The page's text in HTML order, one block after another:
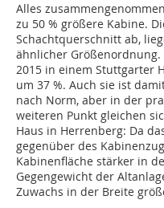
Alles
zu 50 % größere Kabine.
Schachtquerschnitt ab,
ähnlicher
2015 in einem Stuttgarter
um 37 %. Auch sie ist
nach Norm, aber in der
weiteren Punkt gleichen
Haus in Herrenberg: Da
gegenüber des
Kabinenfläche stärker in
Gegengewicht der
Zuwachs in der Breite